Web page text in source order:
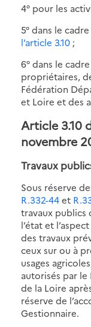
4° pour les
5° dans le
l’article 3.10 ;
6° dans le
propriétaires,
Fédération
et Loire et des
Article 3.10
novembre
Travaux
Sous réserve
R.332-44et
travaux publics
l’état et
des travaux
ceux sur ou à
usages
autorisés par le
de la Loire
réserve de
Gestionnaire.